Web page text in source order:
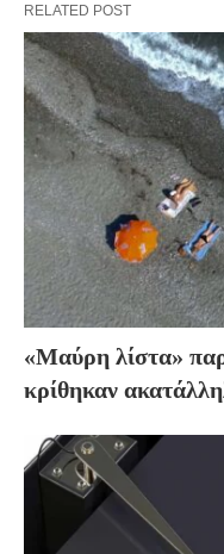
RELATED POST
«Μαύρη λίστα»
κρίθηκαν